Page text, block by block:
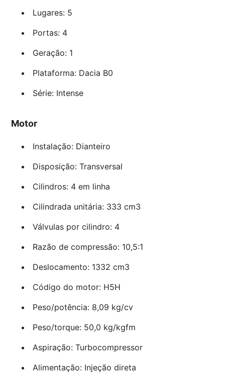
Lugares: 5
Portas: 4
Geração: 1
Plataforma: Dacia B0
Série: Intense
Motor
Instalação: Dianteiro
Disposição: Transversal
Cilindros: 4 em linha
Cilindrada unitária: 333 cm3
Válvulas por cilindro: 4
Razão de compressão: 10,5:1
Deslocamento: 1332 cm3
Código do motor: H5H
Peso/potência: 8,09 kg/cv
Peso/torque: 50,0 kg/kgfm
Aspiração: Turbocompressor
Alimentação: Injeção direta